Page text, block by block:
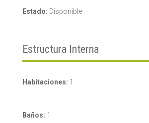
Estado: Disponible
Estructura Interna
Habitaciones: 1
Baños: 1